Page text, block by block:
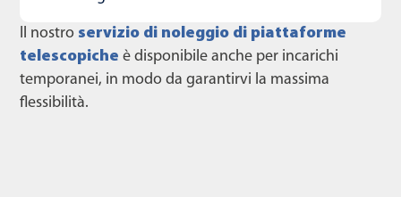
Il nostro servizio di noleggio di piattaforme
telescopiche è disponibile anche per incarichi
temporanei, in modo da garantirvi la massima
flessibilità.